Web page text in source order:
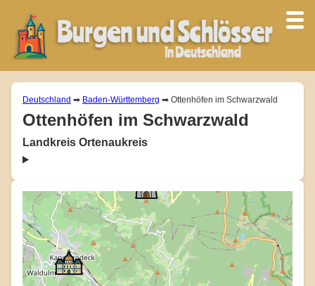
Deutschland ➡ Baden-Württemberg ➡ Ottenhöfen im Schwarzwald
Ottenhöfen im Schwarzwald
Landkreis Ortenaukreis